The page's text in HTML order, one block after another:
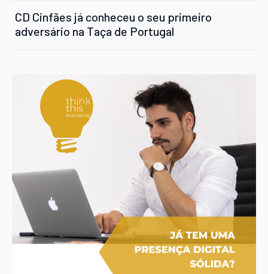
CD Cinfães já conheceu o seu primeiro
adversário na Taça de Portugal